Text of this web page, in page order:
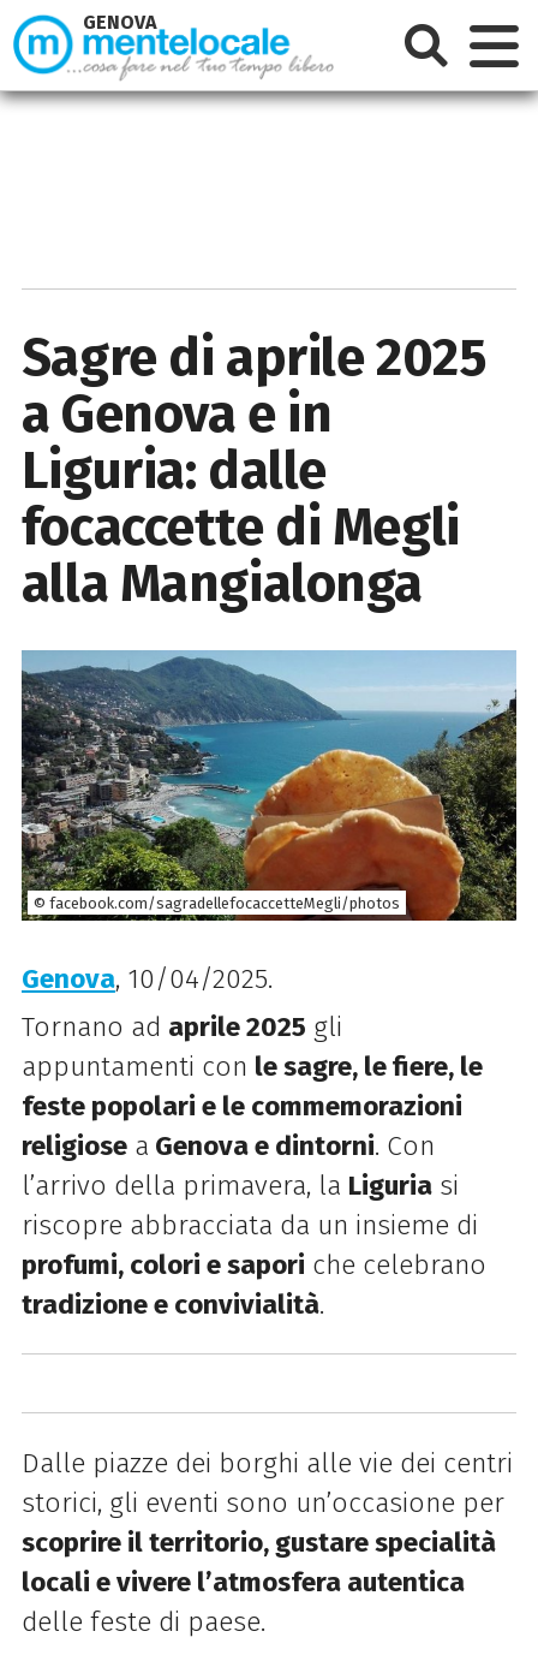
Sagre di aprile 2025
a Genova e in
Liguria: dalle
focaccette di Megli
alla Mangialonga
© facebook.com/sagradellefocaccetteMegli/photos
Genova, 10/04/2025.
Tornano ad aprile 2025 gli
appuntamenti con le sagre, le fiere, le
feste popolari e le commemorazioni
religiosea Genova e dintorni. Con
l’arrivo della primavera, la Liguriasi
riscopre abbracciata da un insieme di
profumi, colori e sapori che celebrano
tradizione e convivialità.
Dalle piazze dei borghi alle vie dei centri
storici, gli eventi sono un’occasione per
scoprire il territorio, gustare specialità
locali e vivere l’atmosfera autentica
delle feste di paese.
GENOVA